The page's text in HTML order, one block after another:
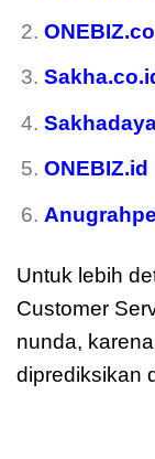
ONEBIZ.id
Untuk lebih
Customer
nunda,
diprediksikan